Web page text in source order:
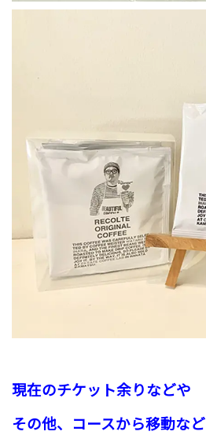
現在のチケット余りなどや
その他、コースから移動など